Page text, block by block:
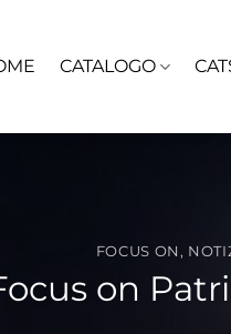
CATALOGO
FOCUS ON ,
on